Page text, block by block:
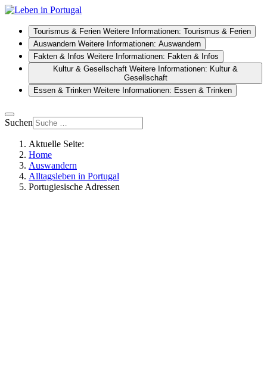
Tourismus & Ferien Weitere Informationen: Tourismus & Ferien
Auswandern Weitere Informationen: Auswandern
Fakten & Infos Weitere Informationen: Fakten & Infos
Kultur & Gesellschaft Weitere Informationen: Kultur &
Gesellschaft
Essen & Trinken Weitere Informationen: Essen & Trinken
Suchen
Aktuelle Seite:
Home
Auswandern
Alltagsleben in Portugal
Portugiesische Adressen